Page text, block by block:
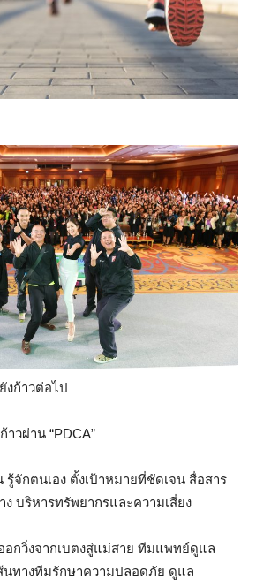
งก้าวต่อไป
วผ่าน “PDCA”
รู้จักตนเอง ตั้งเป้าหมายที่ชัดเจน สื่อสาร
บริหารทรัพยากรและความเสี่ยง
กวิ่งจากเบตงสู่แม่สาย ทีมแพทย์ดูแล
นทางทีมรักษาความปลอดภัย ดูแล